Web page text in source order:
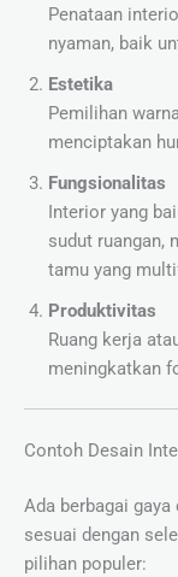
Penataan
nyaman, baik
Estetika
Pemilihan
menciptakan
Fungsionalitas
Interior yang
sudut ruangan,
tamu yang
Produktivitas
Ruang kerja
meningkatkan
Contoh Desain
Ada berbagai
sesuai dengan
pilihan populer: